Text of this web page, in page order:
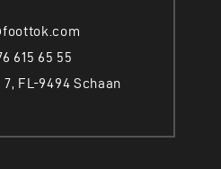
615 65 55
FL-9494 Schaan